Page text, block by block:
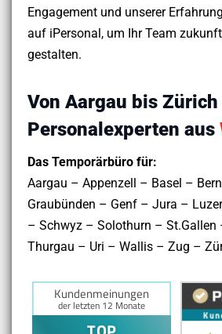
Engagement und unserer
auf iPersonal, um Ihr Team
gestalten.
Von Aargau bis
Personalexperten aus
Das Temporärbüro für:
Aargau – Appenzell – Basel –
Graubünden – Genf – Jura –
– Schwyz – Solothurn – St.Gallen
Thurgau – Uri – Wallis – Zug –